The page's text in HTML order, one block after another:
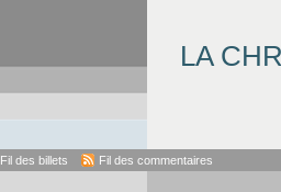
LA
Fil des billets Fil des commentaires